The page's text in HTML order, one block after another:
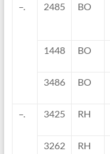
–. 2485 BO
1448 BO
3486 BO
–. 3425 RH
3262 RH